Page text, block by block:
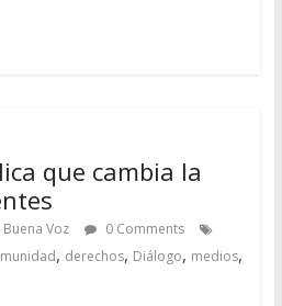
que cambia la
Buena Voz
0 Comments
, derechos, Diálogo, medios,